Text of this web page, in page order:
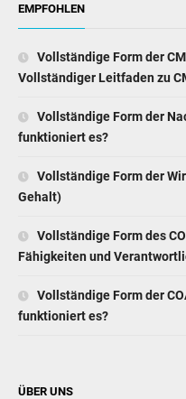
EMPFOHLEN
Vollständige Form der
Vollständiger Leitfaden zu
Vollständige Form der
funktioniert es?
Vollständige Form der
Gehalt)
Vollständige Form des
Fähigkeiten und
Vollständige Form der
funktioniert es?
ÜBER UNS